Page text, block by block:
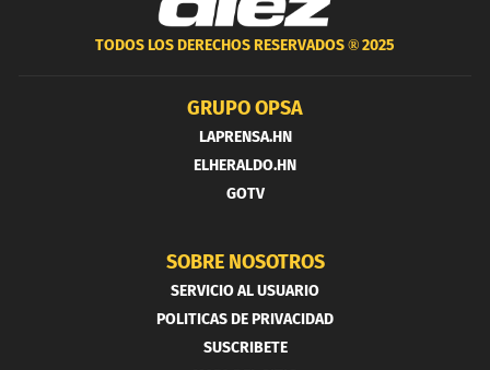
TODOS LOS DERECHOS RESERVADOS ®2025
GRUPO OPSA
LAPRENSA.HN
ELHERALDO.HN
GOTV
SOBRE NOSOTROS
SERVICIO AL USUARIO
POLITICAS DE PRIVACIDAD
SUSCRIBETE